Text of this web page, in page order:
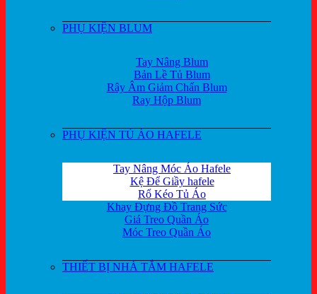
PHỤ KIỆN BLUM
Tay Nâng Blum
Bản Lề Tủ Blum
Rây Âm Giảm Chấn Blum
Ray Hộp Blum
PHỤ KIỆN TỦ ÁO HAFELE
Tay Nâng Móc Áo Hafele
Kệ Để Giầy hafele
Rổ Kéo Tủ Áo
Khay Đựng Đồ Trang Sức
Giá Treo Quần Áo
Móc Treo Quần Áo
THIẾT BỊ NHÀ TẮM HAFELE